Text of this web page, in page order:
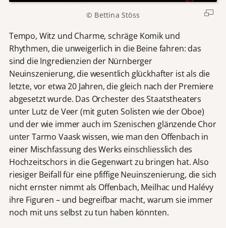
© Bettina Stöss
Tempo, Witz und Charme, schräge Komik und
Rhythmen, die unweigerlich in die Beine fahren: das
sind die Ingredienzien der Nürnberger
Neuinszenierung, die wesentlich glückhafter ist als die
letzte, vor etwa 20 Jahren, die gleich nach der Premiere
abgesetzt wurde. Das Orchester des Staatstheaters
unter Lutz de Veer (mit guten Solisten wie der Oboe)
und der wie immer auch im Szenischen glänzende Chor
unter Tarmo Vaask wissen, wie man den Offenbach in
einer Mischfassung des Werks einschliesslich des
Hochzeitschors in die Gegenwart zu bringen hat. Also
riesiger Beifall für eine pfiffige Neuinszenierung, die sich
nicht ernster nimmt als Offenbach, Meilhac und Halévy
ihre Figuren – und begreifbar macht, warum sie immer
noch mit uns selbst zu tun haben könnten.